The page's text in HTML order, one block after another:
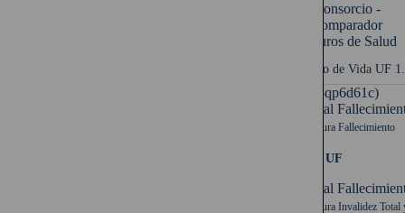
Seguro de Vida UF
UF (-qp6d61c)
Capital
Cobertura Fallecimiento
1.500 UF
Capital
Cobertura Invalidez Total